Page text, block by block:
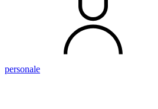
personale